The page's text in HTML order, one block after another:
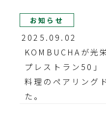
お知らせ
2025.09.02
KOMBUCHAが光
プレストラン50」
料理のペアリング
た。